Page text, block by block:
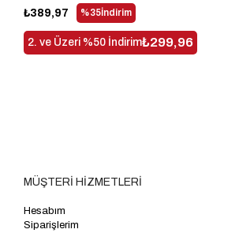
%35İndirim
₺389,97
2. ve Üzeri %50 İndirim₺299,96
MÜŞTERİ HİZMETLERİ
Hesabım
Siparişlerim